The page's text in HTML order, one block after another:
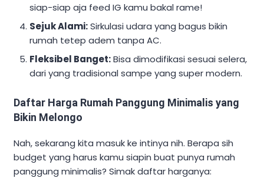
siap-siap aja feed IG kamu bakal rame!
Sejuk Alami:Sirkulasi udara yang bagus bikin
rumah tetep adem tanpa AC.
Fleksibel Banget:Bisa dimodifikasi sesuai selera,
dari yang tradisional sampe yang super modern.
Daftar Harga Rumah Panggung Minimalis yang
Bikin Melongo
Nah, sekarang kita masuk ke intinya nih. Berapa sih
budget yang harus kamu siapin buat punya rumah
panggung minimalis? Simak daftar harganya: